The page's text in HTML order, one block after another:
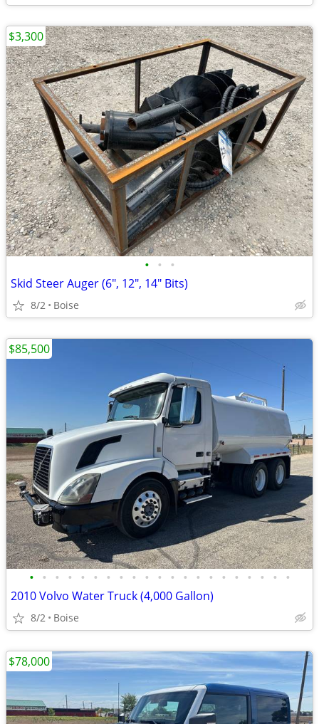
• • •
Skid Steer Auger (6", 12", 14" Bits)
8/2 Boise
$3,300
• • • • • • • • • • • • • • • • • • • • •
2010 Volvo Water Truck (4,000 Gallon)
8/2 Boise
$85,500
$78,000